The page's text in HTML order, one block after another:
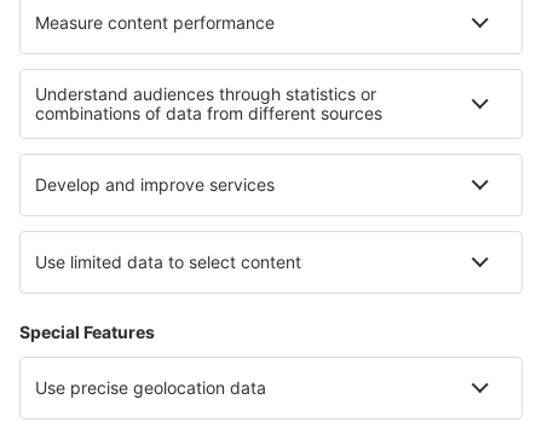
Hoteluri în Usedom Hoteluri in Allgau
Hoteluri on North Sea Coast Hoteluri in Saxonia
Hoteluri în Sylt Hoteluri in Deșertul Atacama
Hoteluri in Southeastern Anatolia
Hoteluri În Constanța județul Hoteluri în Cesar